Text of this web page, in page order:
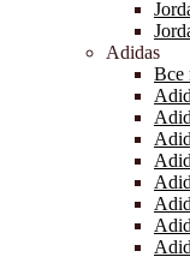
Adidas
Все